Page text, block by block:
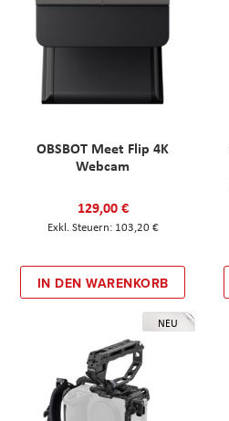
OBSBOT Meet Flip 4K
Webcam
129,00 €
103,20 €
IN DEN WARENKORB
NEU